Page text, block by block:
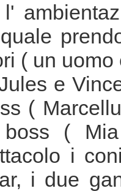
( un
e
(
(
i
i due